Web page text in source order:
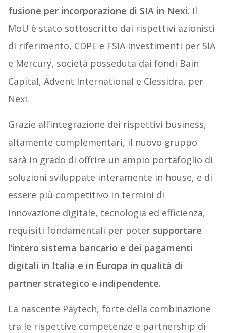
fusione per incorporazione di SIA in Nexi. Il
MoU è stato sottoscritto dai rispettivi azionisti
di riferimento, CDPE e FSIA Investimenti per SIA
e Mercury, società posseduta dai fondi Bain
Capital, Advent International e Clessidra, per
Nexi.
Grazie all’integrazione dei rispettivi business,
altamente complementari, il nuovo gruppo
sarà in grado di offrire un ampio portafoglio di
soluzioni sviluppate interamente in house, e di
essere più competitivo in termini di
innovazione digitale, tecnologia ed efficienza,
requisiti fondamentali per poter supportare
l’intero sistema bancario e dei pagamenti
digitali in Italia e in Europa in qualità di
partner strategico e indipendente.
La nascente Paytech, forte della combinazione
tra le rispettive competenze e partnership di